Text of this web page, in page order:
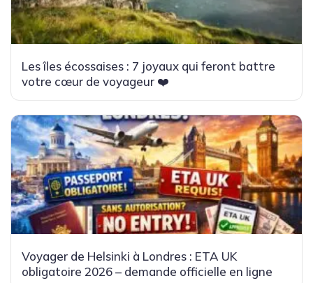
Les îles écossaises : 7 joyaux qui feront battre
votre cœur de voyageur ❤️
Voyager de Helsinki à Londres : ETA UK
obligatoire 2026 – demande officielle en ligne